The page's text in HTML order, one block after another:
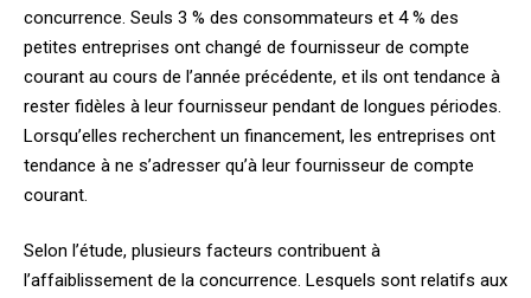
concurrence. Seuls 3 % des consommateurs et 4 % des
petites entreprises ont changé de fournisseur de compte
courant au cours de l’année précédente, et ils ont tendance à
rester fidèles à leur fournisseur pendant de longues périodes.
Lorsqu’elles recherchent un financement, les entreprises ont
tendance à ne s’adresser qu’à leur fournisseur de compte
courant.
Selon l’étude, plusieurs facteurs contribuent à
l’affaiblissement de la concurrence. Lesquels sont relatifs aux